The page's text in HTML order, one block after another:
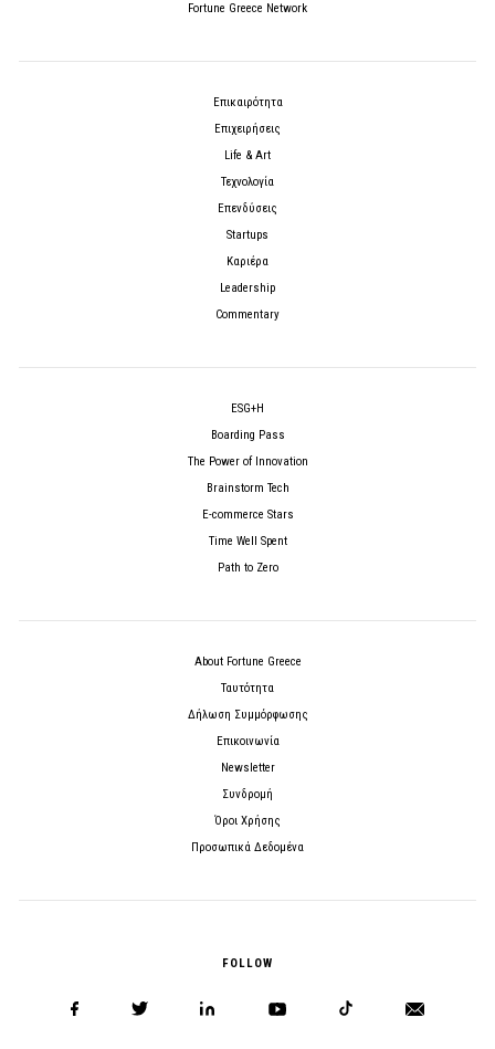
Fortune Greece Network
Επικαιρότητα
Επιχειρήσεις
Life & Art
Τεχνολογία
Επενδύσεις
Startups
Καριέρα
Leadership
Commentary
ESG+H
Boarding Pass
The Power of Innovation
Brainstorm Tech
E-commerce Stars
Time Well Spent
Path to Zero
About Fortune Greece
Ταυτότητα
Δήλωση Συμμόρφωσης
Επικοινωνία
Newsletter
Συνδρομή
Όροι Χρήσης
Προσωπικά Δεδομένα
FOLLOW